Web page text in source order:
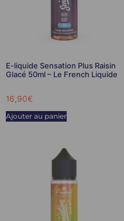
E-liquide Sensation Plus Raisin
Glacé 50ml – Le French Liquide
16,90€
Ajouter au panier